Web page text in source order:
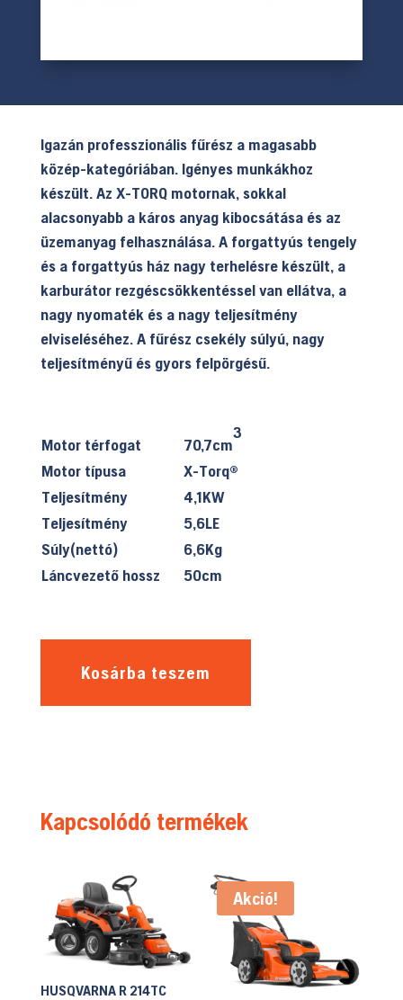
Igazán professzionális fűrész a magasabb
közép-kategóriában. Igényes munkákhoz
készült. Az X-TORQ motornak, sokkal
alacsonyabb a káros anyag kibocsátása és az
üzemanyag felhasználása. A forgattyús tengely
és a forgattyús ház nagy terhelésre készült, a
karburátor rezgéscsökkentéssel van ellátva, a
nagy nyomaték és a nagy teljesítmény
elviseléséhez. A fűrész csekély súlyú, nagy
teljesítményű és gyors felpörgésű.
Motor térfogat 70,7cm
3
Motor típusa
X-Torq®
Teljesítmény
4,1KW
Teljesítmény
5,6LE
Súly(nettó)
6,6Kg
Láncvezető hossz
50cm
Kosárba teszem
Kapcsolódó termékek
HUSQVARNA R 214TC
Akció!